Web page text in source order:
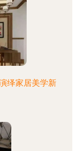
绎家居美学新